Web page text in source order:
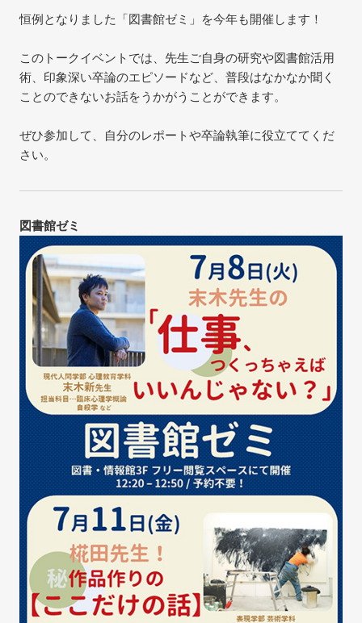
恒例となりました「図書館ゼミ」を今年も開催します！
このトークイベントでは、先生ご自身の研究や図書館活用
術、印象深い卒論のエピソードなど、普段はなかなか聞く
ことのできないお話をうかがうことができます。
ぜひ参加して、自分のレポートや卒論執筆に役立ててくだ
さい。
図書館ゼミ